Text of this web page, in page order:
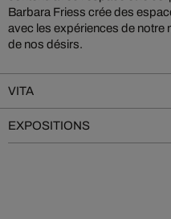
Barbara Friess crée des
avec les expériences de notre
de nos désirs.
VITA
EXPOSITIONS